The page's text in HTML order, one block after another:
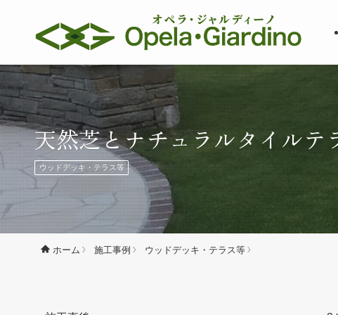
天然芝とナチュラルタイルテ
ウッドデッキ・テラス等
ホーム 施工事例 ウッドデッキ・テラス等